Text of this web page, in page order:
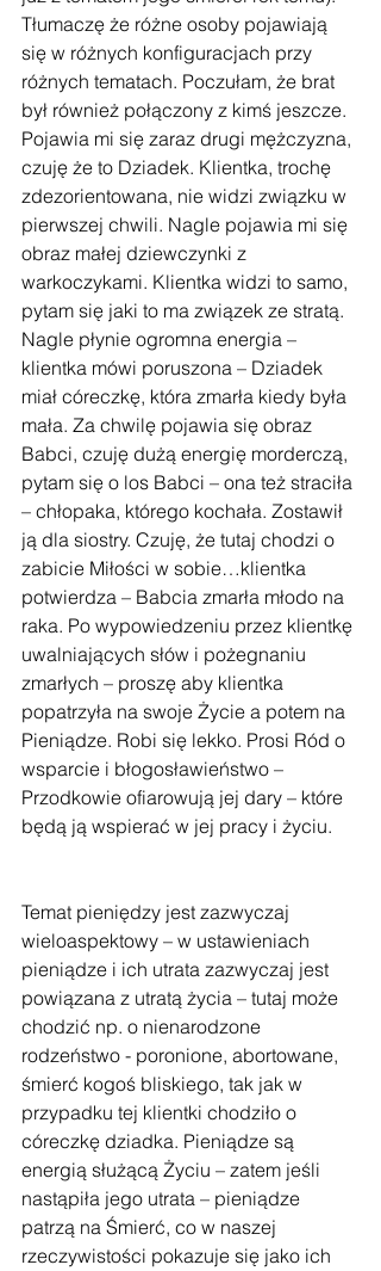
Tłumaczę że różne osoby pojawiają
się w różnych konfiguracjach przy
różnych tematach. Poczułam, że brat
był również połączony z kimś jeszcze.
Pojawia mi się zaraz drugi mężczyzna,
czuję że to Dziadek. Klientka, trochę
zdezorientowana, nie widzi związku w
pierwszej chwili. Nagle pojawia mi się
obraz małej dziewczynki z
warkoczykami. Klientka widzi to samo,
pytam się jaki to ma związek ze stratą.
Nagle płynie ogromna energia –
klientka mówi poruszona – Dziadek
miał córeczkę, która zmarła kiedy była
mała. Za chwilę pojawia się obraz
Babci, czuję dużą energię morderczą,
pytam się o los Babci – ona też straciła
– chłopaka, którego kochała. Zostawił
ją dla siostry. Czuję, że tutaj chodzi o
zabicie Miłości w sobie…klientka
potwierdza – Babcia zmarła młodo na
raka. Po wypowiedzeniu przez klientkę
uwalniających słów i pożegnaniu
zmarłych – proszę aby klientka
popatrzyła na swoje Życie a potem na
Pieniądze. Robi się lekko. Prosi Ród o
wsparcie i błogosławieństwo –
Przodkowie ofiarowują jej dary – które
będą ją wspierać w jej pracy i życiu.
Temat pieniędzy jest zazwyczaj
wieloaspektowy – w ustawieniach
pieniądze i ich utrata zazwyczaj jest
powiązana z utratą życia – tutaj może
chodzić np. o nienarodzone
rodzeństwo - poronione, abortowane,
śmierć kogoś bliskiego, tak jak w
przypadku tej klientki chodziło o
córeczkę dziadka. Pieniądze są
energią służącą Życiu – zatem jeśli
nastąpiła jego utrata – pieniądze
patrzą na Śmierć, co w naszej
rzeczywistości pokazuje się jako ich